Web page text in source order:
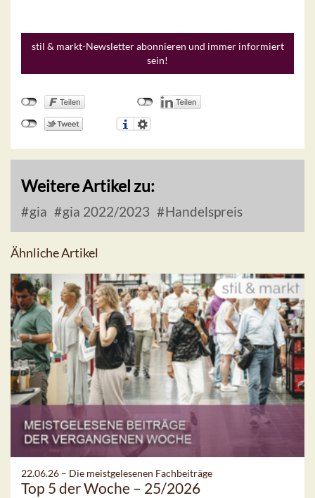
stil & markt-Newsletter abonnieren und immer informiert
sein!
Weitere Artikel zu:
gia gia 2022/2023 Handelspreis
Ähnliche Artikel
22.06.26 – Die meistgelesenen Fachbeiträge
Top 5 der Woche – 25/2026